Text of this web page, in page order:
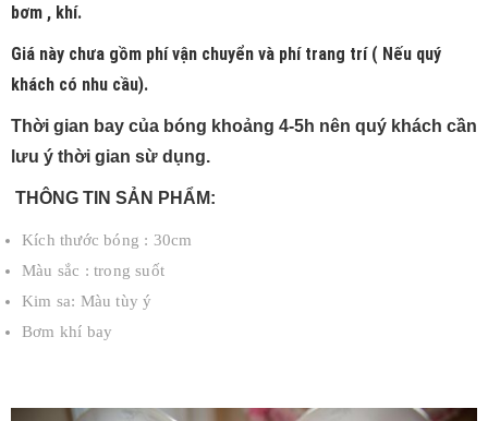
bơm , khí.
Giá này chưa gồm phí vận chuyển và phí trang trí ( Nếu quý
khách có nhu cầu).
Thời gian bay của bóng khoảng 4-5h nên quý khách cần
lưu ý thời gian sừ dụng.
THÔNG TIN SẢN PHẨM:
Kích thước bóng : 30cm
Màu sắc : trong suốt
Kim sa: Màu tùy ý
Bơm khí bay